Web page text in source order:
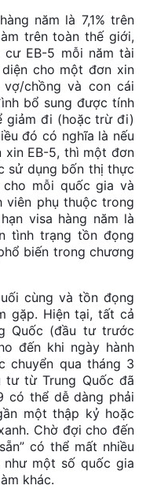
năm là 7,1% trên
trên toàn thế giới,
EB-5 mỗi năm tài
cho một đơn xin
chồng và con cái
bổ sung được tính
giảm đi (hoặc trừ đi)
đó có nghĩa là nếu
EB-5, thì một đơn
sử dụng bốn thị thực
mỗi quốc gia và
viên phụ thuộc trong
visa hàng năm là
tình trạng tồn đọng
biến trong chương
cùng và tồn đọng
gặp. Hiện tại, tất cả
Quốc (đầu tư trước
đến khi ngày hành
chuyển qua tháng 3
tư từ Trung Quốc đã
có thể dễ dàng phải
một thập kỷ hoặc
Chờ đợi cho đến
có thể mất nhiều
như một số quốc gia
khác.